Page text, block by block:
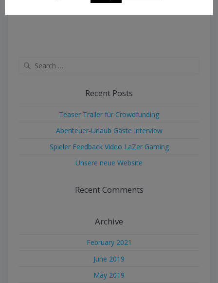
Recent Posts
Teaser Trailer für Crowdfunding
Abenteuer-Urlaub Gäste Interview
Spieler Feedback Video LaZer Gaming
Unsere neue Website
Recent Comments
Archive
February 2021
June 2019
May 2019